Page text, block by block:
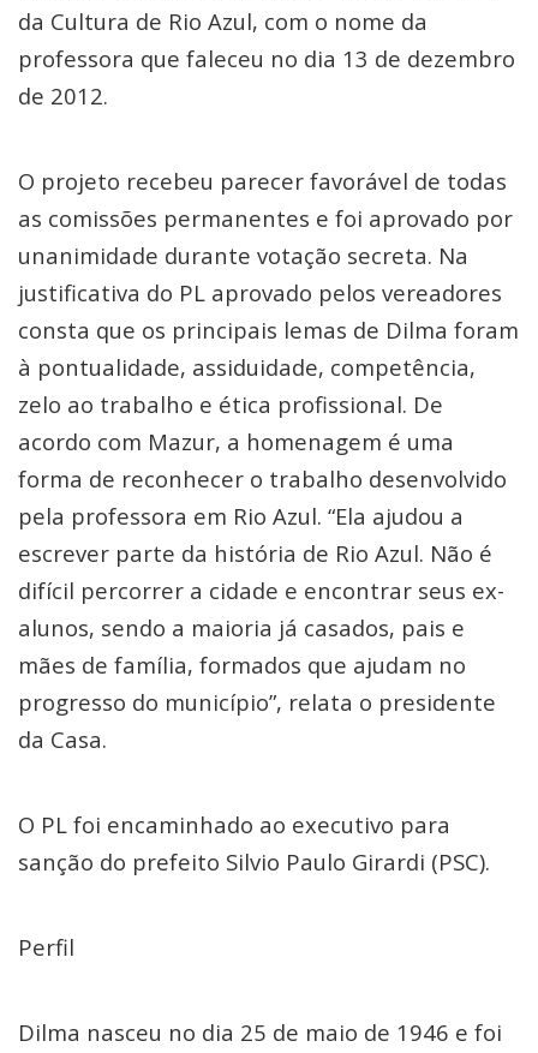
da Cultura de Rio Azul, com o nome da
professora que faleceu no dia 13 de dezembro
de 2012.
O projeto recebeu parecer favorável de todas
as comissões permanentes e foi aprovado por
unanimidade durante votação secreta. Na
justificativa do PL aprovado pelos vereadores
consta que os principais lemas de Dilma foram
à pontualidade, assiduidade, competência,
zelo ao trabalho e ética profissional. De
acordo com Mazur, a homenagem é uma
forma de reconhecer o trabalho desenvolvido
pela professora em Rio Azul. “Ela ajudou a
escrever parte da história de Rio Azul. Não é
difícil percorrer a cidade e encontrar seus ex-
alunos, sendo a maioria já casados, pais e
mães de família, formados que ajudam no
progresso do município”, relata o presidente
da Casa.
O PL foi encaminhado ao executivo para
sanção do prefeito Silvio Paulo Girardi (PSC).
Perfil
Dilma nasceu no dia 25 de maio de 1946 e foi